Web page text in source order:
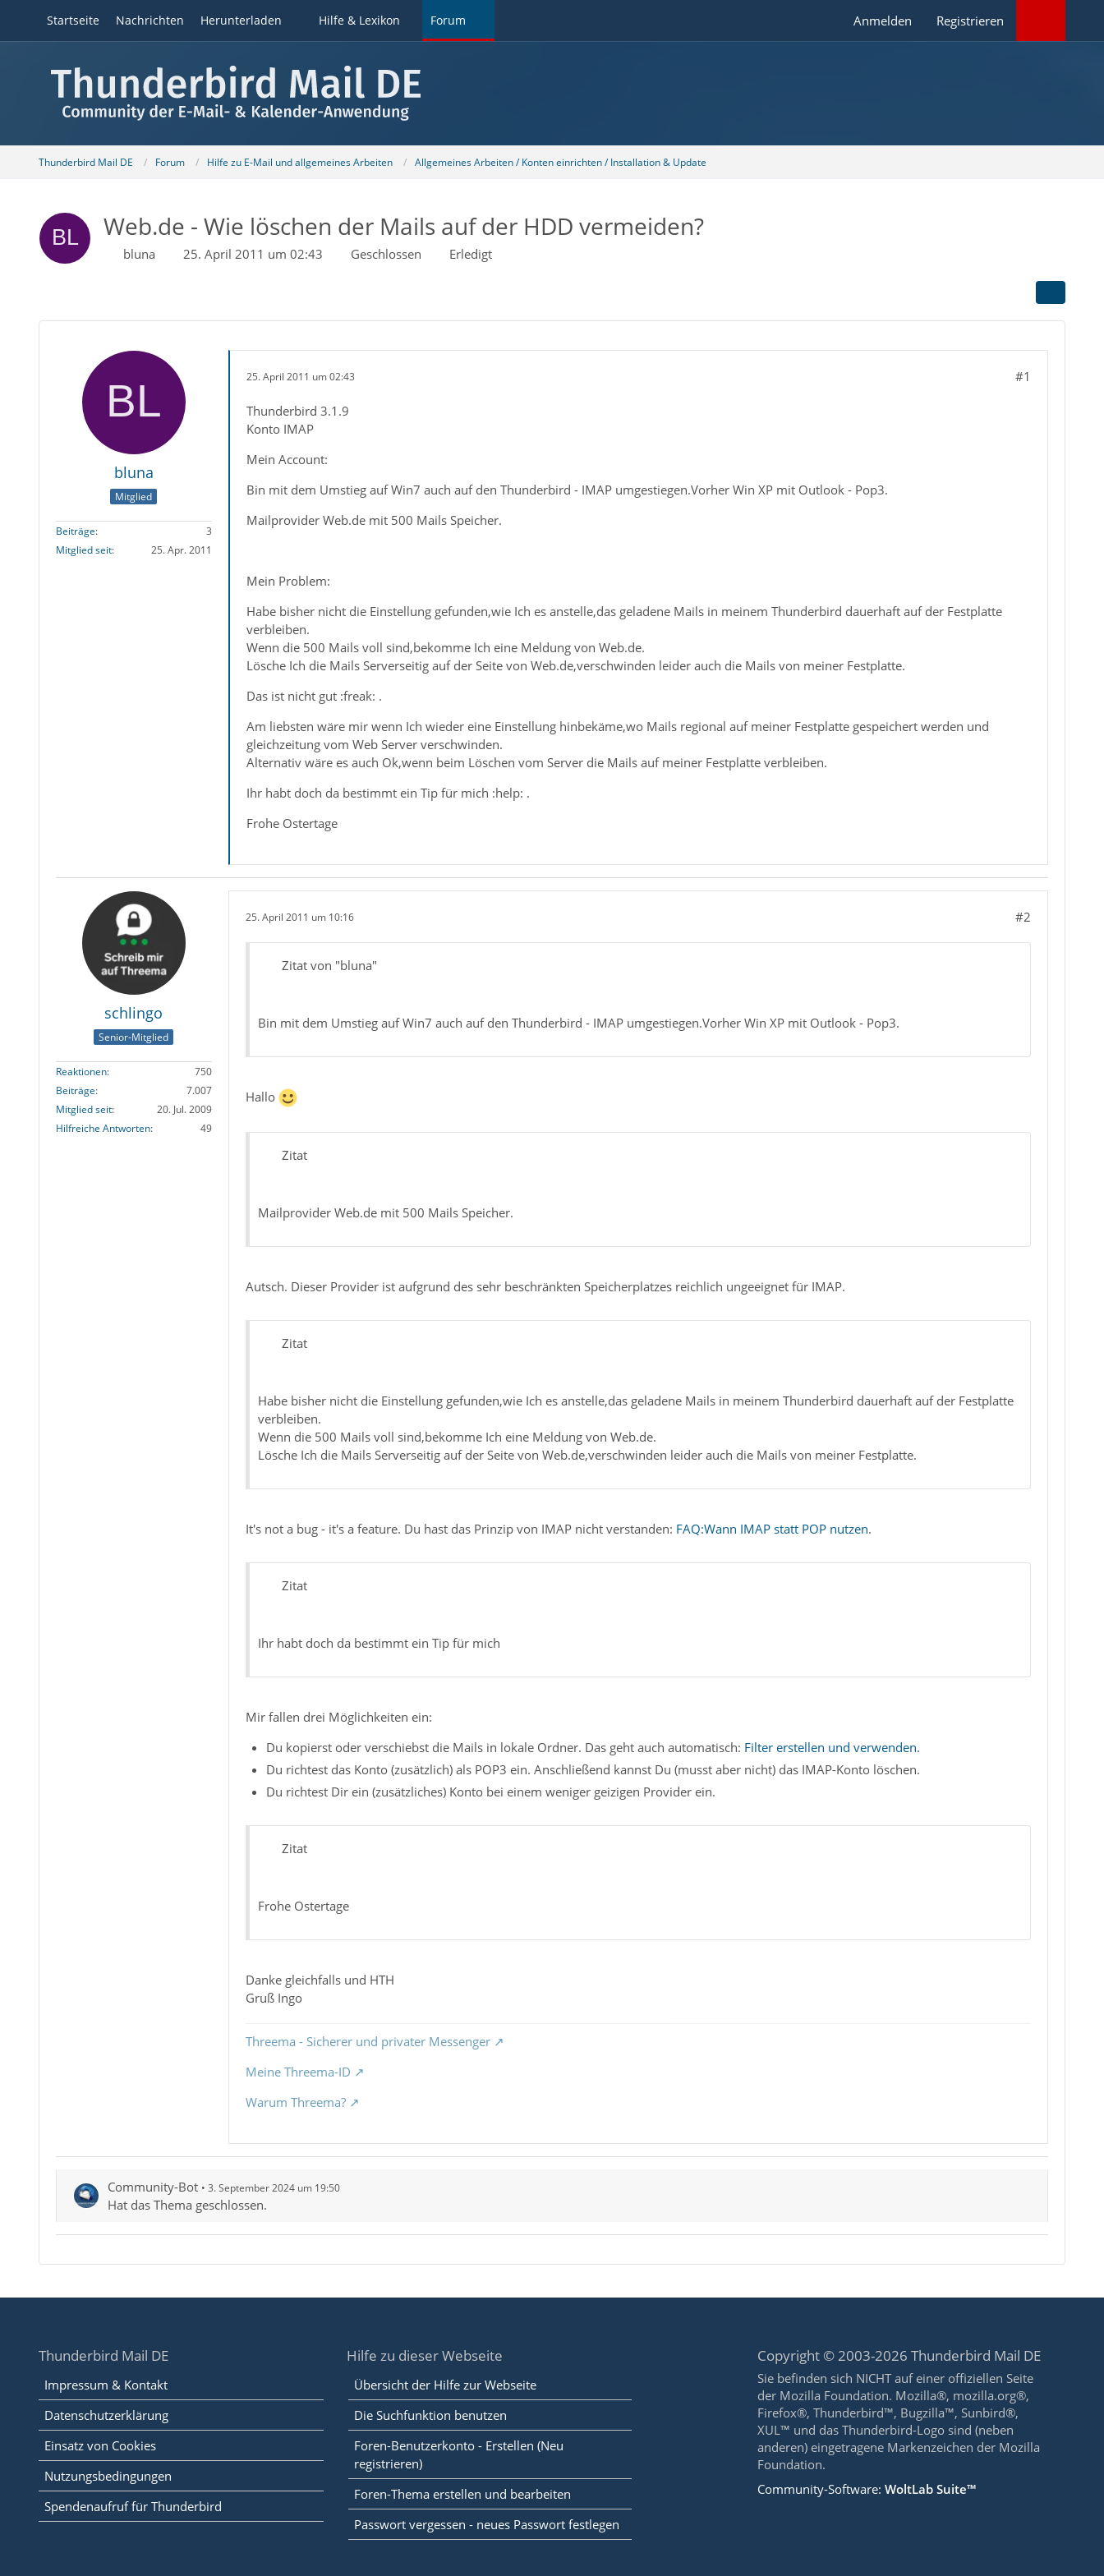
Startseite Nachrichten Herunterladen Hilfe & Lexikon Forum Anmelden Registrieren
Thunderbird Mail DE Forum Hilfe zu E-Mail und allgemeines Arbeiten Allgemeines Arbeiten / Konten einrichten / Installation & Update
Web.de - Wie löschen der Mails auf der HDD vermeiden?
bluna 25. April 2011 um 02:43 Geschlossen Erledigt
bluna
Mitglied
Beiträge
3
Mitglied seit
25. Apr. 2011
25. April 2011 um 02:43 #1
Thunderbird 3.1.9
Konto IMAP
Mein Account:
Bin mit dem Umstieg auf Win7 auch auf den Thunderbird - IMAP umgestiegen.Vorher Win XP mit Outlook - Pop3.
Mailprovider Web.de mit 500 Mails Speicher.
Mein Problem:
Habe bisher nicht die Einstellung gefunden,wie Ich es anstelle,das geladene Mails in meinem Thunderbird dauerhaft auf der Festplatte
verbleiben.
Wenn die 500 Mails voll sind,bekomme Ich eine Meldung von Web.de.
Lösche Ich die Mails Serverseitig auf der Seite von Web.de,verschwinden leider auch die Mails von meiner Festplatte.
Das ist nicht gut :freak: .
Am liebsten wäre mir wenn Ich wieder eine Einstellung hinbekäme,wo Mails regional auf meiner Festplatte gespeichert werden und
gleichzeitung vom Web Server verschwinden.
Alternativ wäre es auch Ok,wenn beim Löschen vom Server die Mails auf meiner Festplatte verbleiben.
Ihr habt doch da bestimmt ein Tip für mich :help: .
Frohe Ostertage
schlingo
Senior-Mitglied
Reaktionen
750
Beiträge
7.007
Mitglied seit
20. Jul. 2009
Hilfreiche Antworten
49
25. April 2011 um 10:16 #2
Zitat von "bluna"
Bin mit dem Umstieg auf Win7 auch auf den Thunderbird - IMAP umgestiegen.Vorher Win XP mit Outlook - Pop3.
Hallo
Zitat
Mailprovider Web.de mit 500 Mails Speicher.
Autsch. Dieser Provider ist aufgrund des sehr beschränkten Speicherplatzes reichlich ungeeignet für IMAP.
Zitat
Habe bisher nicht die Einstellung gefunden,wie Ich es anstelle,das geladene Mails in meinem Thunderbird dauerhaft auf der Festplatte
verbleiben.
Wenn die 500 Mails voll sind,bekomme Ich eine Meldung von Web.de.
Lösche Ich die Mails Serverseitig auf der Seite von Web.de,verschwinden leider auch die Mails von meiner Festplatte.
It's not a bug - it's a feature. Du hast das Prinzip von IMAP nicht verstanden: FAQ:Wann IMAP statt POP nutzen.
Zitat
Ihr habt doch da bestimmt ein Tip für mich
Mir fallen drei Möglichkeiten ein:
Du kopierst oder verschiebst die Mails in lokale Ordner. Das geht auch automatisch: Filter erstellen und verwenden.
Du richtest das Konto (zusätzlich) als POP3 ein. Anschließend kannst Du (musst aber nicht) das IMAP-Konto löschen.
Du richtest Dir ein (zusätzliches) Konto bei einem weniger geizigen Provider ein.
Zitat
Frohe Ostertage
Danke gleichfalls und HTH
Gruß Ingo
Threema - Sicherer und privater Messenger
Meine Threema-ID
Warum Threema?
Community-Bot 3. September 2024 um 19:50
Hat das Thema geschlossen.
Thunderbird Mail DE
Impressum & Kontakt
Datenschutzerklärung
Einsatz von Cookies
Nutzungsbedingungen
Spendenaufruf für Thunderbird
Hilfe zu dieser Webseite
Übersicht der Hilfe zur Webseite
Die Suchfunktion benutzen
Foren-Benutzerkonto - Erstellen (Neu
registrieren)
Foren-Thema erstellen und bearbeiten
Passwort vergessen - neues Passwort festlegen
Copyright © 2003-2026 Thunderbird Mail DE
Sie befinden sich NICHT auf einer offiziellen Seite
der Mozilla Foundation. Mozilla®, mozilla.org®,
Firefox®, Thunderbird™, Bugzilla™, Sunbird®,
XUL™ und das Thunderbird-Logo sind (neben
anderen) eingetragene Markenzeichen der Mozilla
Foundation.
Community-Software:WoltLab Suite™